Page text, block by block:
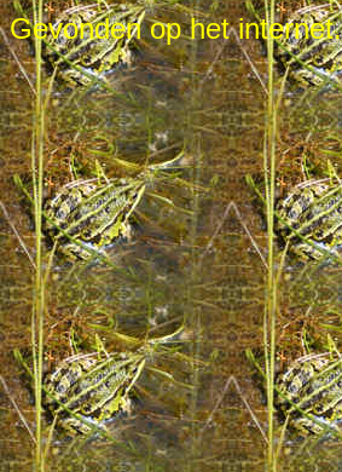
Gevonden op het internet.